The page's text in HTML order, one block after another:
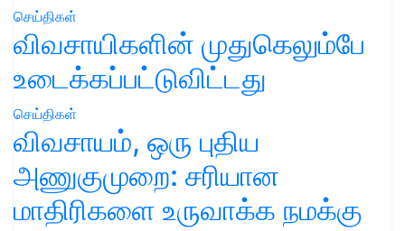
செய்திகள்
விவசாயிகளின் முதுகெலும்பே
உடைக்கப்பட்டுவிட்டது
செய்திகள்
விவசாயம், ஒரு புதிய
அணுகுமுறை: சரியான
மாதிரிகளை உருவாக்க நமக்கு